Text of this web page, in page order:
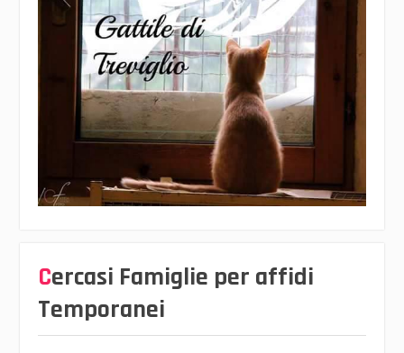
Cercasi Famiglie per affidi
Temporanei